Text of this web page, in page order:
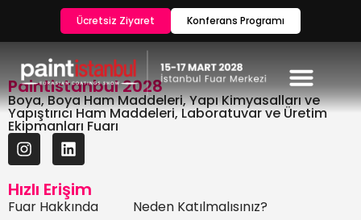
Ücretsiz Ziyaret Konferans Programı
Paintistanbul 2028
Boya, Boya Ham Maddeleri, Yapı Kimyasalları ve
Yapıştırıcı Ham Maddeleri, Laboratuvar ve Üretim
Ekipmanları Fuarı
Hızlı Erişim
Fuar Hakkında
Neden Katılmalısınız?